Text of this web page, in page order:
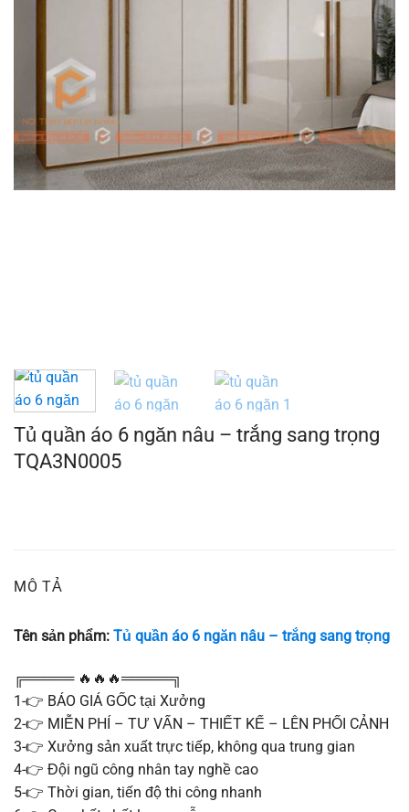
Tủ quần áo 6 ngăn nâu – trắng sang trọng
TQA3N0005
MÔ TẢ
Tên sản phẩm: Tủ quần áo 6 ngăn nâu – trắng sang trọng
╔═════ 🔥🔥🔥═════╗
1-👉 BÁO GIÁ GỐC tại Xưởng
2-👉 MIỄN PHÍ – TƯ VẤN – THIẾT KẾ – LÊN PHỐI CẢNH
3-👉 Xưởng sản xuất trực tiếp, không qua trung gian
4-👉 Đội ngũ công nhân tay nghề cao
5-👉 Thời gian, tiến độ thi công nhanh